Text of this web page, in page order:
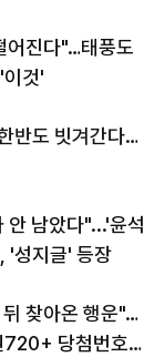
어진다"…태풍도
이것'
반도 빗겨간다…
안 남았다"...'윤석
'성지글' 등장
찾아온 행운"…
당첨번호조